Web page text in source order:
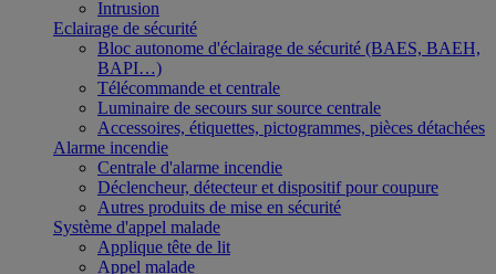
Intrusion
Eclairage de sécurité
Bloc autonome d'éclairage de sécurité (BAES, BAEH,
BAPI…)
Télécommande et centrale
Luminaire de secours sur source centrale
Accessoires, étiquettes, pictogrammes, pièces détachées
Alarme incendie
Centrale d'alarme incendie
Déclencheur, détecteur et dispositif pour coupure
Autres produits de mise en sécurité
Système d'appel malade
Applique tête de lit
Appel malade